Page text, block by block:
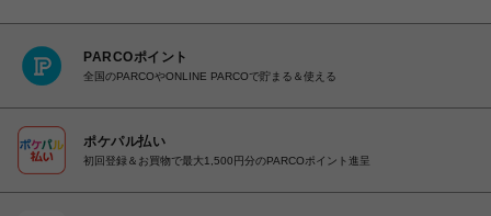
PARCOポイント
全国のPARCOやONLINE PARCOで貯まる＆使える
ポケパル払い
初回登録＆お買物で最大1,500円分のPARCOポイント進呈